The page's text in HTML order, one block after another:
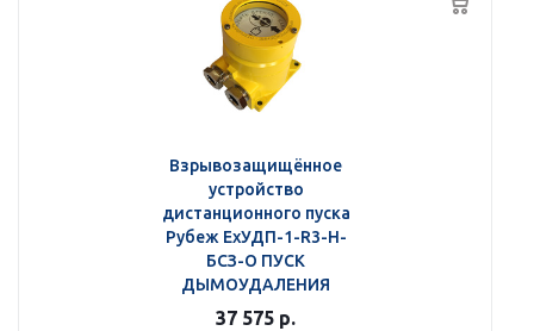
Взрывозащищённое
устройство
дистанционного пуска
Рубеж ЕхУДП-1-R3-Н-
БСЗ-О ПУСК
ДЫМОУДАЛЕНИЯ
37 575 р.